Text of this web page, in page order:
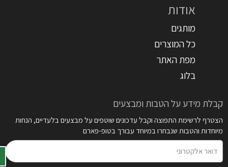
אודות
מותגים
כל המוצרים
מפת האתר
בלוג
קבלת מידע על הטבות ומבצעים
הצטרף לרשימת התפוצה וקבל עדכונים שוטפים על מבצעים בלעדיים, הנחות
מיוחדות והטבות שנבחרו במיוחד עבורך בטופ-פארם
אלקטרוני